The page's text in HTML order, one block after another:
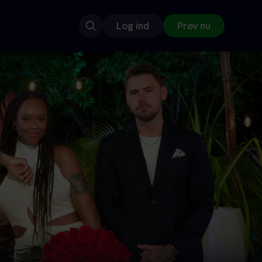
Log ind Prøv nu